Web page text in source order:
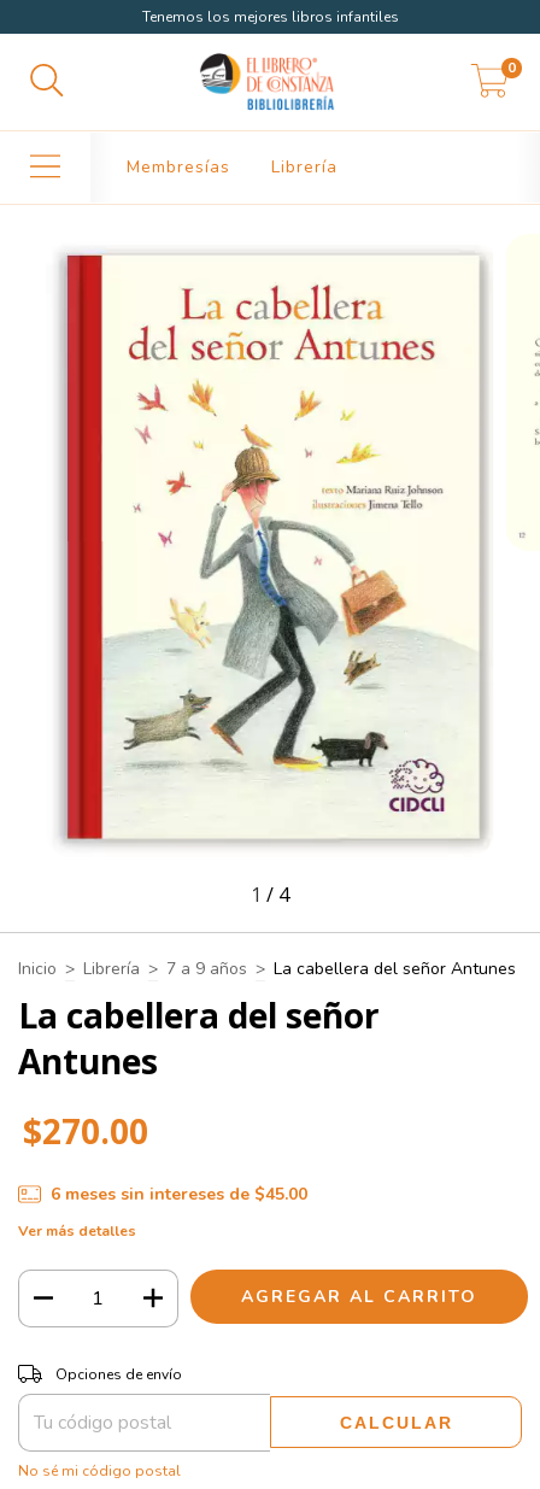
Tenemos los mejores libros infantiles
0
Membresías Librería
1 / 4
Inicio > Librería > 7 a 9 años > La cabellera del señor Antunes
La cabellera del señor
Antunes
$270.00
6 meses sin intereses de $45.00
Ver más detalles
Entregas para el CP:
Opciones de envío
CALCULAR
No sé mi código postal